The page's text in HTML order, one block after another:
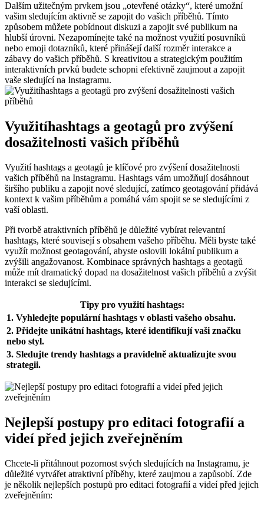
Dalším užitečným prvkem jsou „otevřené otázky“, které umožní
vašim sledujícím aktivně se zapojit do vašich příběhů. Tímto
způsobem můžete pobídnout diskuzi a zapojit své publikum na
hlubší úrovni. Nezapomínejte také na možnost využití posuvníků
nebo emoji dotazníků, které přinášejí další rozměr interakce a
zábavy do vašich příběhů. S kreativitou a strategickým použitím
interaktivních prvků budete schopni efektivně zaujmout a zapojit
vaše sledující na Instagramu.
Využitíhashtags a geotagů pro zvýšení
dosažitelnosti vašich příběhů
Využití hashtags a geotagů je klíčové pro zvýšení dosažitelnosti
vašich příběhů na Instagramu. Hashtags vám umožňují dosáhnout
širšího publiku a zapojit nové sledující, zatímco geotagování přidává
kontext k vašim příběhům a pomáhá vám spojit se se sledujícími z
vaší oblasti.
Při tvorbě atraktivních příběhů je důležité vybírat relevantní
hashtags, které souvisejí s obsahem vašeho příběhu. Měli byste také
využít možnost geotagování, abyste oslovili lokální publikum a
zvýšili angažovanost. Kombinace správných hashtags a geotagů
může mít dramatický dopad na dosažitelnost vašich příběhů a zvýšit
interakci se sledujícími.
Tipy pro využití hashtags:
1. Vyhledejte populární hashtags v oblasti vašeho obsahu.
2. Přidejte unikátní hashtags, které identifikují vaši značku
nebo styl.
3. Sledujte trendy hashtags a pravidelně aktualizujte svou
strategii.
Nejlepší postupy pro editaci fotografií a
videí před jejich zveřejněním
Chcete-li přitáhnout pozornost svých sledujících na Instagramu, je
důležité vytvářet atraktivní příběhy, které zaujmou a zapůsobí. Zde
je několik nejlepších postupů pro editaci fotografií a videí před jejich
zveřejněním: